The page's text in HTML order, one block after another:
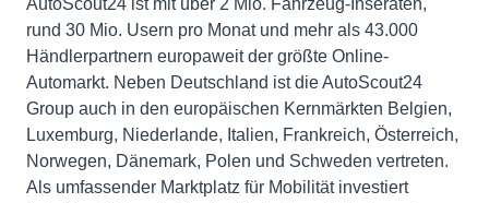
AutoScout24 ist mit über 2 Mio. Fahrzeug-Inseraten,
rund 30 Mio. Usern pro Monat und mehr als 43.000
Händlerpartnern europaweit der größte Online-
Automarkt. Neben Deutschland ist die AutoScout24
Group auch in den europäischen Kernmärkten Belgien,
Luxemburg, Niederlande, Italien, Frankreich, Österreich,
Norwegen, Dänemark, Polen und Schweden vertreten.
Als umfassender Marktplatz für Mobilität investiert